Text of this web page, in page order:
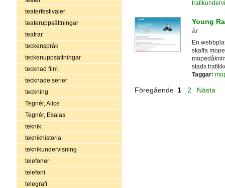
teaterfestivaler
teateruppsättningar
teatrar
teckenspråk
teckenuppsättningar
tecknad film
tecknade serier
teckning
Tegnér, Alice
Tegnér, Esaias
teknik
teknikhistoria
teknikundervisning
telefoner
telefoni
telegrafi
Young
år
En
skaffa
stads
Taggar:
Föregående 1 2 Nästa